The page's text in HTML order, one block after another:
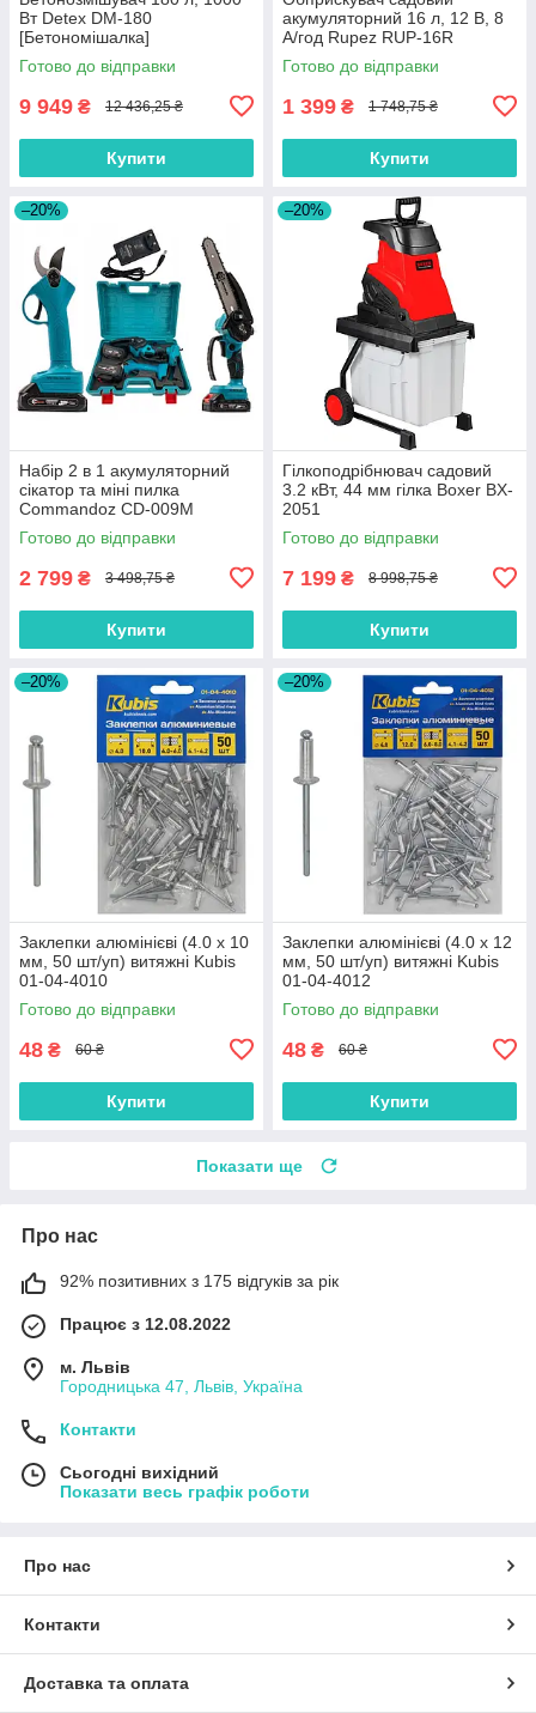
Вт Detex DM-180
[Бетономішалка]
Готово до відправки
9 949 ₴ 12 436,25 ₴
Купити
акумуляторний 16 л, 12 В, 8
А/год Rupez RUP-16R
Готово до відправки
1 399 ₴ 1 748,75 ₴
Купити
–20%
Набір 2 в 1 акумуляторний
сікатор та міні пилка
Commandoz CD-009M
Готово до відправки
2 799 ₴ 3 498,75 ₴
Купити
–20%
Гілкоподрібнювач садовий
3.2 кВт, 44 мм гілка Boxer BX-
2051
Готово до відправки
7 199 ₴ 8 998,75 ₴
Купити
–20%
Заклепки алюмінієві (4.0 х 10
мм, 50 шт/уп) витяжні Kubis
01-04-4010
Готово до відправки
48 ₴ 60 ₴
Купити
–20%
Заклепки алюмінієві (4.0 х 12
мм, 50 шт/уп) витяжні Kubis
01-04-4012
Готово до відправки
48 ₴ 60 ₴
Купити
Показати ще
Про нас
92% позитивних з 175 відгуків за рік
Працює з 12.08.2022
м. Львів
Городницька 47, Львів, Україна
Контакти
Сьогодні вихідний
Показати весь графік роботи
Про нас
Контакти
Доставка та оплата